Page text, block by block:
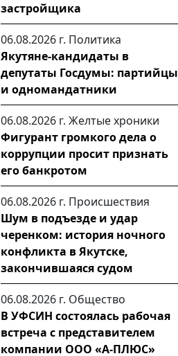
застройщика
06.08.2026 г. Политика
Якутяне-кандидаты в
депутаты Госдумы: партийцы
и одномандатники
06.08.2026 г. Желтые хроники
Фигурант громкого дела о
коррупции просит признать
его банкротом
06.08.2026 г. Происшествия
Шум в подъезде и удар
черенком: история ночного
конфликта в Якутске,
закончившаяся судом
06.08.2026 г. Общество
В УФСИН состоялась рабочая
встреча с представителем
компании ООО «А-ПЛЮС»